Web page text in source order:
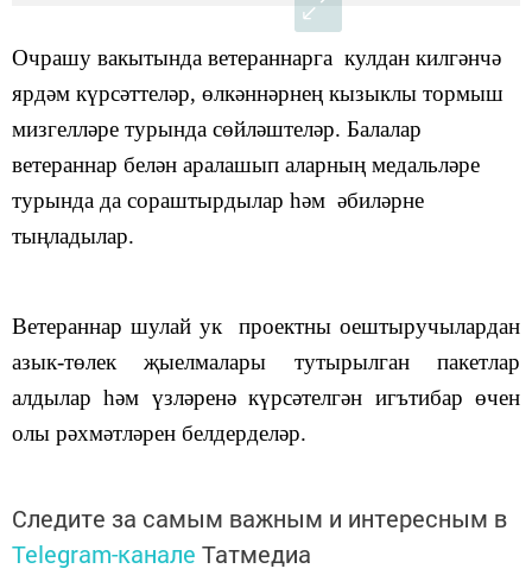
Очрашу вакытында ветераннарга кулдан килгәнчә
ярдәм күрсәттеләр, өлкәннәрнең кызыклы тормыш
мизгелләре турында сөйләштеләр. Балалар
ветераннар белән аралашып аларның медальләре
турында да сораштырдылар һәм әбиләрне
тыңладылар.
Ветераннар шулай ук проектны оештыручылардан
азык-төлек җыелмалары тутырылган пакетлар
алдылар һәм үзләренә күрсәтелгән игътибар өчен
олы рәхмәтләрен белдерделәр.
Следите за самым важным и интересным в
Telegram-канале Татмедиа